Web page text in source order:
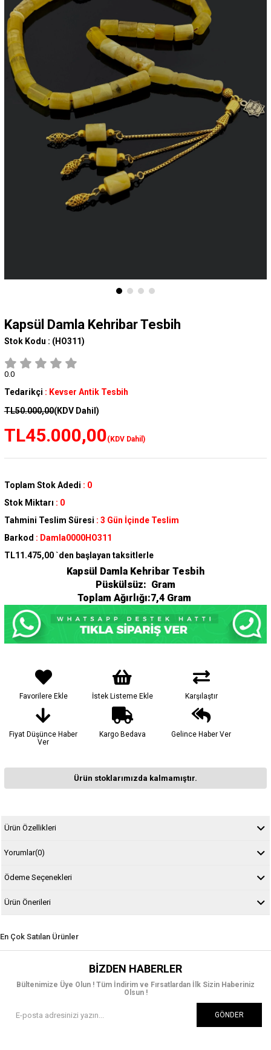
Kapsül Damla Kehribar Tesbih
Stok Kodu : (HO311)
0.0
Tedarikçi : Kevser Antik Tesbih
TL50.000,00(KDV Dahil)
TL45.000,00(KDV Dahil)
Toplam Stok Adedi : 0
Stok Miktarı : 0
Tahmini Teslim Süresi : 3 Gün İçinde Teslim
Barkod : Damla0000HO311
TL11.475,00 `den başlayan taksitlerle
Kapsül Damla Kehribar Tesbih
Püskülsüz: Gram
Toplam Ağırlığı:7,4 Gram
Favorilere Ekle İstek Listeme Ekle Karşılaştır
Fiyat Düşünce Haber
Ver
Kargo Bedava Gelince Haber Ver
Ürün stoklarımızda kalmamıştır.
Ürün Özellikleri
Yorumlar(0)
Ödeme Seçenekleri
Ürün Önerileri
En Çok Satılan Ürünler
BIZDEN HABERLER
Bültenimize Üye Olun ! Tüm İndirim ve Fırsatlardan İlk Sizin Haberiniz
Olsun !
GÖNDER